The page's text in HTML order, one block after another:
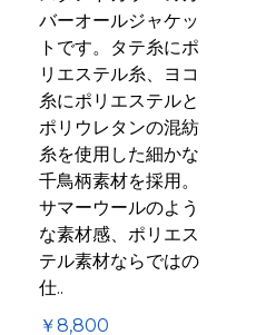
バーオールジャケッ
トです。タテ糸にポ
リエステル糸、ヨコ
糸にポリエステルと
ポリウレタンの混紡
糸を使用した細かな
千鳥柄素材を採用。
サマーウールのよう
な素材感、ポリエス
テル素材ならではの
仕..
￥8,800